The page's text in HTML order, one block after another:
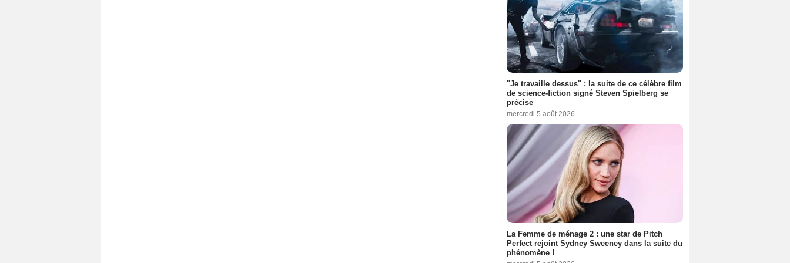
"Je travaille dessus" : la suite de ce célèbre film
de science-fiction signé Steven Spielberg se
précise
mercredi 5 août 2026
La Femme de ménage 2 : une star de Pitch
Perfect rejoint Sydney Sweeney dans la suite du
phénomène !